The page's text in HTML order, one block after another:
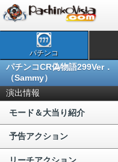
パチンコ
パチンコCR偽物語299Ver．
（Sammy）
演出情報
モード＆大当り紹介
予告アクション
リーチアクション